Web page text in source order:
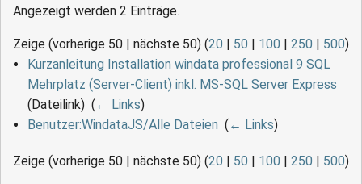
Angezeigt werden 2 Einträge.
Zeige (vorherige 50 | nächste 50) (20 50 100 250 500)
Kurzanleitung Installation windata professional 9 SQL
Mehrplatz (Server-Client) inkl. MS-SQL Server Express
(Dateilink) ‎ ( ← Links)
Benutzer:WindataJS/Alle Dateien ( ← Links)
Zeige (vorherige 50 | nächste 50) (20 50 100 250 500)